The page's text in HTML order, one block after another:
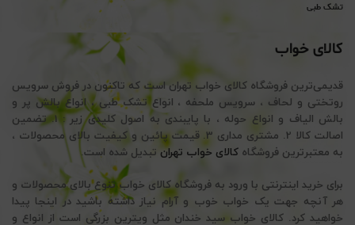
تشک طبی
کالای خواب
قدیمی‌ترین فروشگاه کالای خواب تهران است که تاکنون در فروش سرویس
روتختی و لحاف ، سرویس ملحفه ، انواع تشک طبی ، انواع بالش پر و
بالش الیاف و انواع حوله ، با پایبندی به اصول کلیدی زیر : 1. تضمین
اصالت کالا 2. مشتری مداری 3. قیمت پائین و کیفیت بالای محصولات ،
به معتبرترین فروشگاه کالای خواب تهران تبدیل شده است.
برای خرید اینترنتی با ورود به فروشگاه کالای خواب تنوع بالای محصولات و
هر آنچه جهت یک خواب خوب و آرام نیاز داشته باشید در اینجا پیدا
خواهید کرد. کالای خواب سید خندان مثل ویترین بزرگی است از انواع و